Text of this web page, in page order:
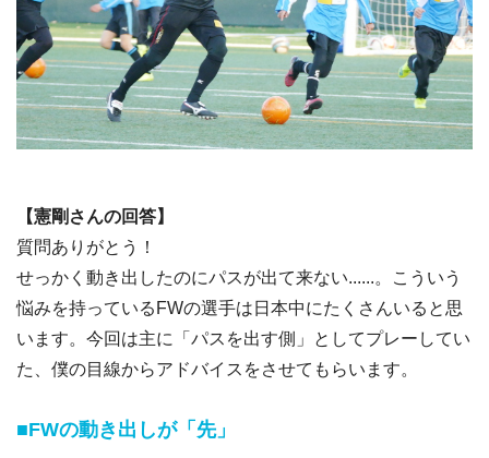
【憲剛さんの回答】
質問ありがとう！
せっかく動き出したのにパスが出て来ない......。こういう
悩みを持っているFWの選手は日本中にたくさんいると思
います。今回は主に「パスを出す側」としてプレーしてい
た、僕の目線からアドバイスをさせてもらいます。
■FWの動き出しが「先」